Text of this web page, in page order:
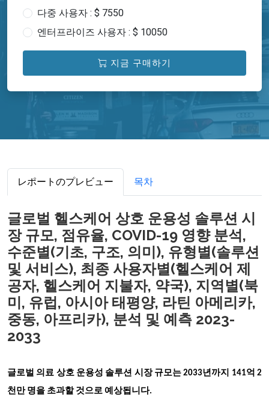
다중 사용자 : $ 7550
엔터프라이즈 사용자 : $ 10050
지금 구매하기
レポートのプレビュー 목차
글로벌 헬스케어 상호 운용성 솔루션 시
장 규모, 점유율, COVID-19 영향 분석,
수준별(기초, 구조, 의미), 유형별(솔루션
및 서비스), 최종 사용자별(헬스케어 제
공자, 헬스케어 지불자, 약국), 지역별(북
미, 유럽, 아시아 태평양, 라틴 아메리카,
중동, 아프리카), 분석 및 예측 2023-
2033
글로벌 의료 상호 운용성 솔루션 시장 규모는 2033년까지 141억 2
천만 명을 초과할 것으로 예상됩니다.